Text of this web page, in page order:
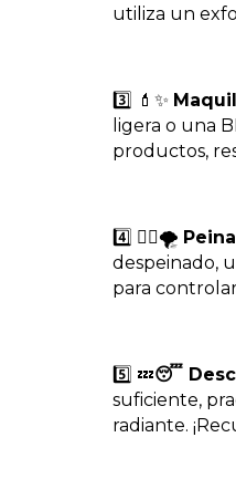
utiliza un
3️⃣ 💄✨
ligera o una
productos,
4️⃣ 💇‍♀️🌪
despeinado,
para
5️⃣ 💤😴
suficiente,
radiante.